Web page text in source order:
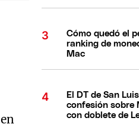
Cómo quedó el
ranking de
Mac
El DT de San
confesión sobre
con doblete de